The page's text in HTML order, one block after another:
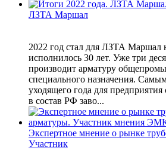
ЛЗТА Маршал
2022 год стал для ЛЗТА
исполнилось 30 лет. Уже три
производит арматуру
специального назначения.
уходящего года для
в состав РФ заво...
Экспертное мнение о рынке
Участник